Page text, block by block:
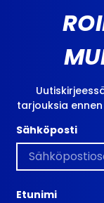
tarjouksia
Sähköposti
Etunimi